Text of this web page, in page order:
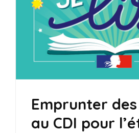
Emprunter
au CDI pour